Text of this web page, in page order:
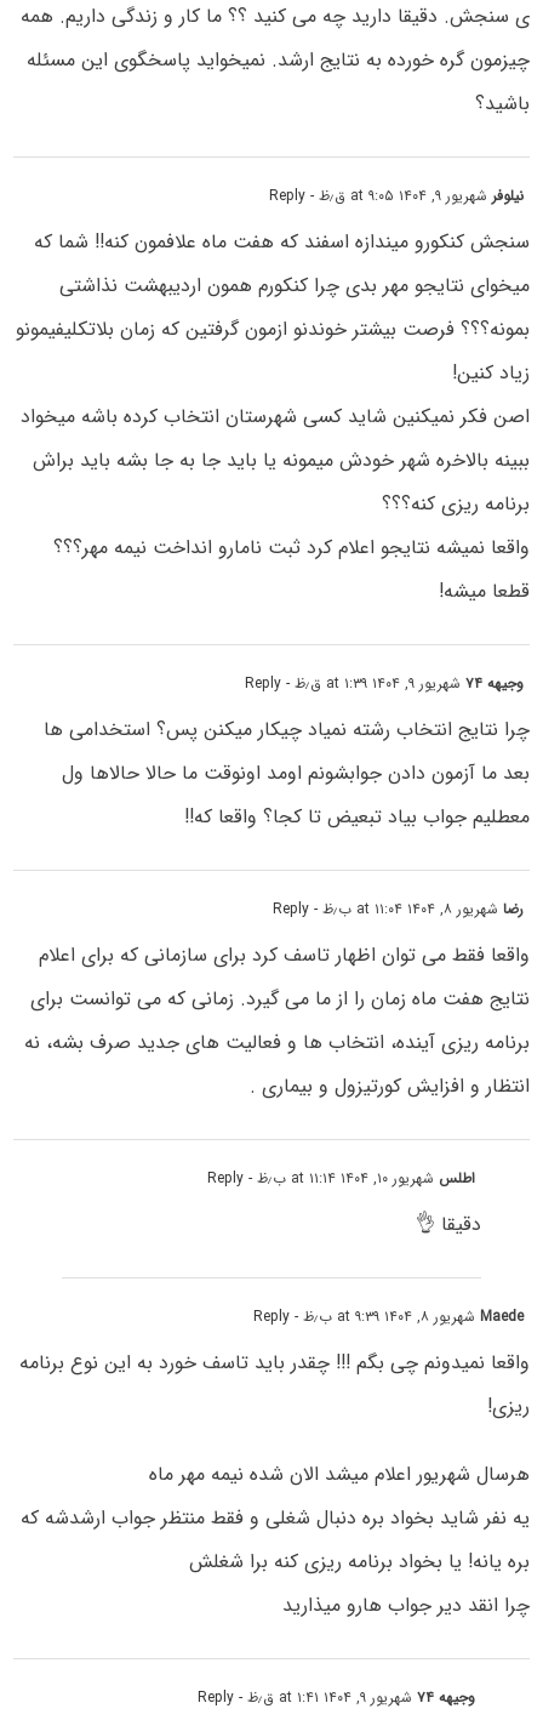
ی سنجش. دقیقا دارید چه می کنید ؟؟ ما کار و زندگی داریم. همه
چیزمون گره خورده به نتایج ارشد. نمیخواید پاسخگوی این مسئله
باشید؟
نیلوفرشهریور ۹, ۱۴۰۴ at ۹:۰۵ ق٫ظ - Reply
سنجش کنکورو میندازه اسفند که هفت ماه علافمون کنه!! شما که
میخوای نتایجو مهر بدی چرا کنکورم همون اردیبهشت نذاشتی
بمونه؟؟؟ فرصت بیشتر خوندنو ازمون گرفتین که زمان بلاتکلیفیمونو
زیاد کنین!
اصن فکر نمیکنین شاید کسی شهرستان انتخاب کرده باشه میخواد
ببینه بالاخره شهر خودش میمونه یا باید جا به جا بشه باید براش
برنامه ریزی کنه؟؟؟
واقعا نمیشه نتایجو اعلام کرد ثبت نامارو انداخت نیمه مهر؟؟؟
قطعا میشه!
وجیهه ۷۴ شهریور ۹, ۱۴۰۴ at ۱:۳۹ ق٫ظ - Reply
چرا نتایج انتخاب رشته نمیاد چیکار میکنن پس؟ استخدامی ها
بعد ما آزمون دادن جوابشونم اومد اونوقت ما حالا حالاها ول
معطلیم جواب بیاد تبعیض تا کجا؟ واقعا که!!
رضاشهریور ۸, ۱۴۰۴ at ۱۱:۰۴ ب٫ظ - Reply
واقعا فقط می توان اظهار تاسف کرد برای سازمانی که برای اعلام
نتایج هفت ماه زمان را از ما می گیرد. زمانی که می توانست برای
برنامه ریزی آینده، انتخاب ها و فعالیت های جدید صرف بشه، نه
انتظار و افزایش کورتیزول و بیماری .
اطلس شهریور ۱۰, ۱۴۰۴ at ۱۱:۱۴ ب٫ظ - Reply
دقیقا 👌
Maedeشهریور ۸, ۱۴۰۴ at ۹:۳۹ ب٫ظ - Reply
واقعا نمیدونم چی بگم !!! چقدر باید تاسف خورد به این نوع برنامه
ریزی!
هرسال شهریور اعلام میشد الان شده نیمه مهر ماه
یه نفر شاید بخواد بره دنبال شغلی و فقط منتظر جواب ارشدشه که
بره یانه! یا بخواد برنامه ریزی کنه برا شغلش
چرا انقد دیر جواب هارو میذارید
وجیهه ۷۴ شهریور ۹, ۱۴۰۴ at ۱:۴۱ ق٫ظ - Reply